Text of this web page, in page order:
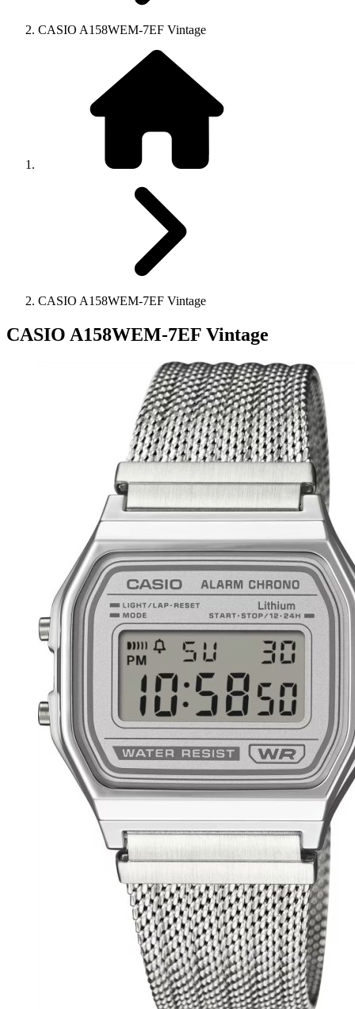
CASIO A158WEM-7EF Vintage
CASIO A158WEM-7EF Vintage
CASIO A158WEM-7EF Vintage